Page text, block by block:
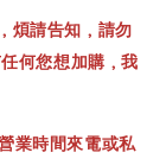
煩請告知，請勿
何您想加購，我
業時間來電或私